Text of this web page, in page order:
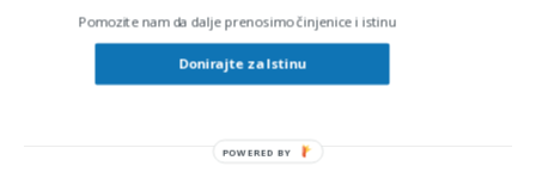
Tweet Share Vibe WhatsApp
Pomozite nam da dalje prenosimo činjenice i istinu
Donirajte za Istinu